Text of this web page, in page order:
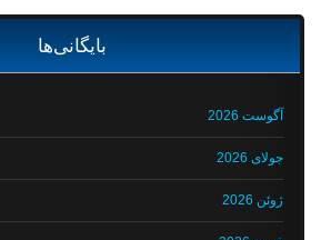
بایگانی‌ها
آگوست 2026
جولای 2026
ژوئن 2026